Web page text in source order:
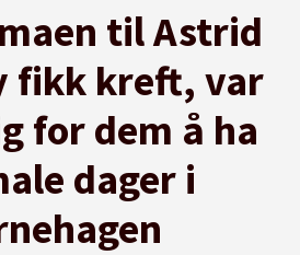
til Astrid
fikk kreft, var
for dem å ha
dager i